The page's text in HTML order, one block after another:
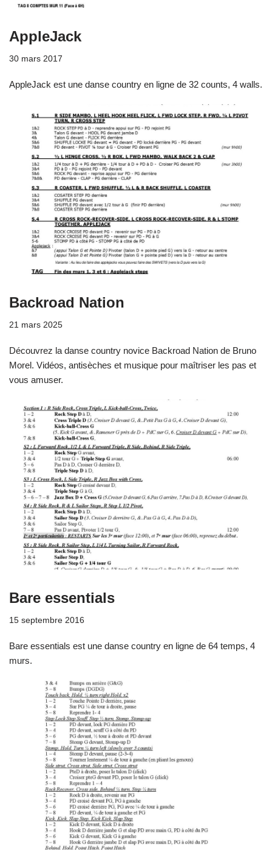
AppleJack
30 mars 2017
AppleJack est une danse country en ligne de 32 counts, 4 walls.
Backroad Nation
21 mars 2025
Découvrez la danse country novice Backroad Nation de Bruno
Morel. Vidéos, antisèches et musique pour maîtriser les pas et
vous amuser.
Bare essentials
15 septembre 2016
Bare essentials est une danse country en ligne de 64 temps, 4
murs.